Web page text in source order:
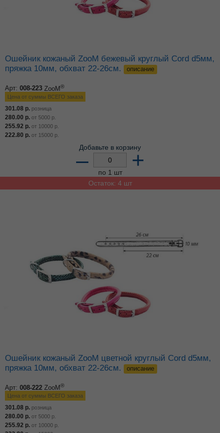
Ошейник кожаный ZooM бежевый круглый Cord d5мм,
пряжка 10мм, обхват 22-26см.
описание
Арт: 008-223 ZooM®
Цена от суммы ВСЕГО заказа
301.08 р. розница
280.00 р. от 5000 р.
255.92 р. от 10000 р.
222.80 р. от 15000 р.
Добавьте в корзину
– +
по 1 шт
Остаток: 4 шт
Ошейник кожаный ZooM цветной круглый Cord d5мм,
пряжка 10мм, обхват 22-26см.
описание
Арт: 008-222 ZooM®
Цена от суммы ВСЕГО заказа
301.08 р. розница
280.00 р. от 5000 р.
255.92 р. от 10000 р.